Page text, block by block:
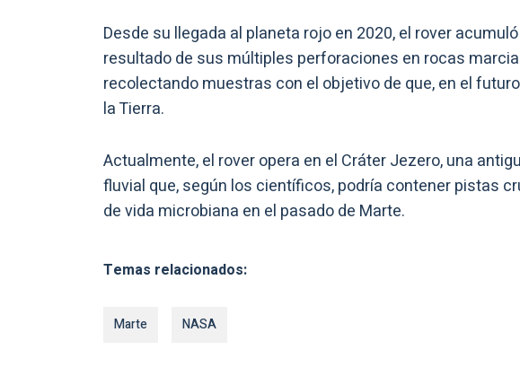
Desde su llegada al planeta rojo en 2020, el rover
resultado de sus múltiples perforaciones en rocas
recolectando muestras con el objetivo de que, en el
la Tierra.
Actualmente, el rover opera en el Cráter Jezero, una
fluvial que, según los científicos, podría contener pistas
de vida microbiana en el pasado de Marte.
Temas relacionados:
Marte NASA